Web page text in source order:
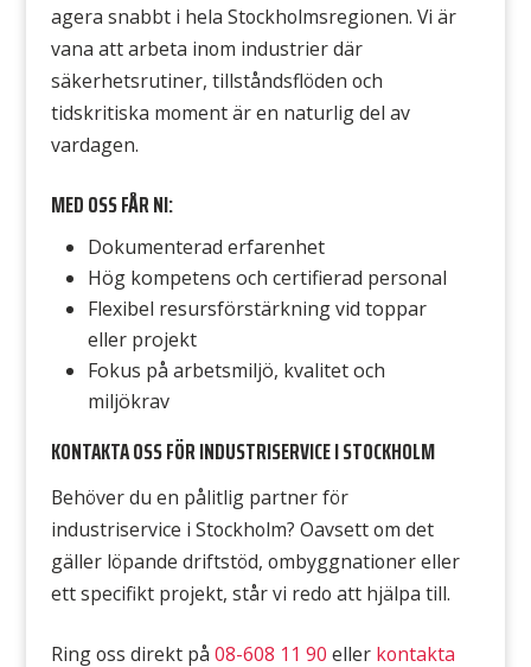
agera snabbt i hela Stockholmsregionen. Vi är
vana att arbeta inom industrier där
säkerhetsrutiner, tillståndsflöden och
tidskritiska moment är en naturlig del av
vardagen.
MED OSS FÅR NI:
Dokumenterad erfarenhet
Hög kompetens och certifierad personal
Flexibel resursförstärkning vid toppar
eller projekt
Fokus på arbetsmiljö, kvalitet och
miljökrav
KONTAKTA OSS FÖR INDUSTRISERVICE I STOCKHOLM
Behöver du en pålitlig partner för
industriservice i Stockholm? Oavsett om det
gäller löpande driftstöd, ombyggnationer eller
ett specifikt projekt, står vi redo att hjälpa till.
Ring oss direkt på 08-608 11 90 eller kontakta